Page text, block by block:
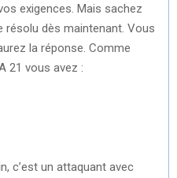
exigences. Mais sachez
résolu dès maintenant. Vous
la réponse. Comme
21 vous avez :
c’est un attaquant avec